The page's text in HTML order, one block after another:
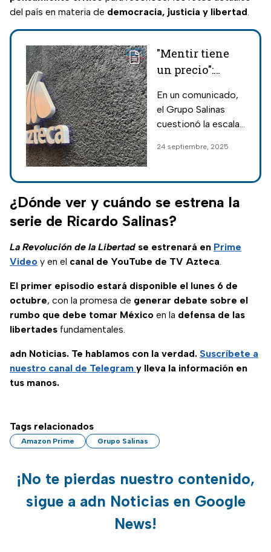
del país en materia de democracia, justicia y libertad.
"Mentir tiene
un precio":
responde al
Gobierno de
evalúa
difamación
En un comunicado,
el Grupo Salinas
cuestionó la escala
Chiapas del avión
Hernán Bermúdez
Requena,
exfuncionario ligado
a Adán Augusto.
24 septiembre, 2025
¿Dónde ver y cuándo se estrena la
serie de Ricardo Salinas?
La Revolución de la Libertad se estrenará en Prime
Video y en el canal de YouTube de TV Azteca.
El primer episodio estará disponible el lunes 6 de
octubre, con la promesa de generar debate sobre el
rumbo que debe tomar México en la defensa de las
libertades fundamentales.
adn Noticias. Te hablamos con la verdad. Suscríbete a
nuestro canal de Telegram y lleva la información en
tus manos.
Tags relacionados
Amazon Prime Grupo Salinas
¡No te pierdas nuestro contenido,
sigue a adn Noticias en Google
News!